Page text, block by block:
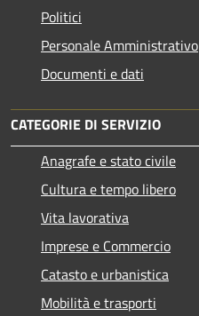
Politici
Personale Amministrativo
Documenti e dati
CATEGORIE DI SERVIZIO
Anagrafe e stato civile
Cultura e tempo libero
Vita lavorativa
Imprese e Commercio
Catasto e urbanistica
Mobilità e trasporti